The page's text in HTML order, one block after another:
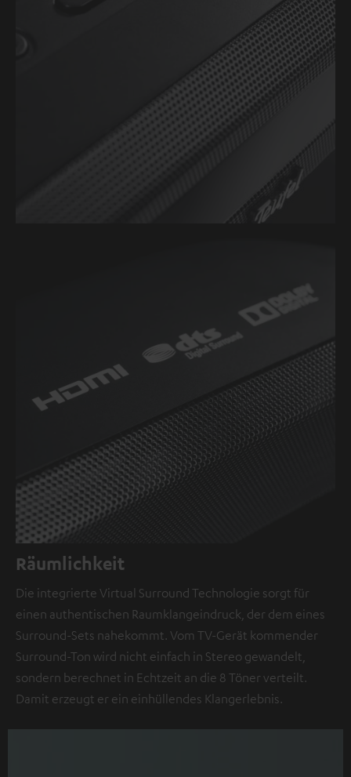
Räumlichkeit
Die integrierte Virtual Surround Technologie sorgt für
einen authentischen Raumklangeindruck, der dem eines
Surround-Sets nahekommt. Vom TV-Gerät kommender
Surround-Ton wird nicht einfach in Stereo gewandelt,
sondern berechnet in Echtzeit an die 8 Töner verteilt.
Damit erzeugt er ein einhüllendes Klangerlebnis.